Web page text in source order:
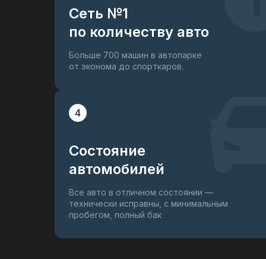
Сеть №1
по количеству авто
Больше 700 машин в автопарке
от эконома до спорткаров.
4
Состояние
автомобилей
Все авто в отличном состоянии —
технически исправны, с минимальным
пробегом, полный бак